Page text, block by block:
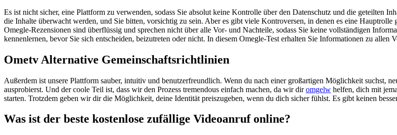
Es ist nicht sicher, eine Plattform zu verwenden, sodass Sie absolut keine Kontrolle über den Datenschutz und die geteilten
die Inhalte überwacht werden, und Sie bitten, vorsichtig zu sein. Aber es gibt viele Kontroversen, in denen es eine
Omegle-Rezensionen sind überflüssig und sprechen nicht über alle Vor- und Nachteile, sodass Sie keine vollständigen
kennenlernen, bevor Sie sich entscheiden, beizutreten oder nicht. In diesem Omegle-Test erhalten Sie Informationen zu
Ometv Alternative Gemeinschaftsrichtlinien
Außerdem ist unsere Plattform sauber, intuitiv und benutzerfreundlich. Wenn du nach einer großartigen Möglichkeit suchst,
ausprobierst. Und der coole Teil ist, dass wir den Prozess tremendous einfach machen, da wir diromgelw helfen, dich mit
starten. Trotzdem geben wir dir die Möglichkeit, deine Identität preiszugeben, wenn du dich sicher fühlst. Es gibt keinen
Was ist der beste kostenlose zufällige Videoanruf online?